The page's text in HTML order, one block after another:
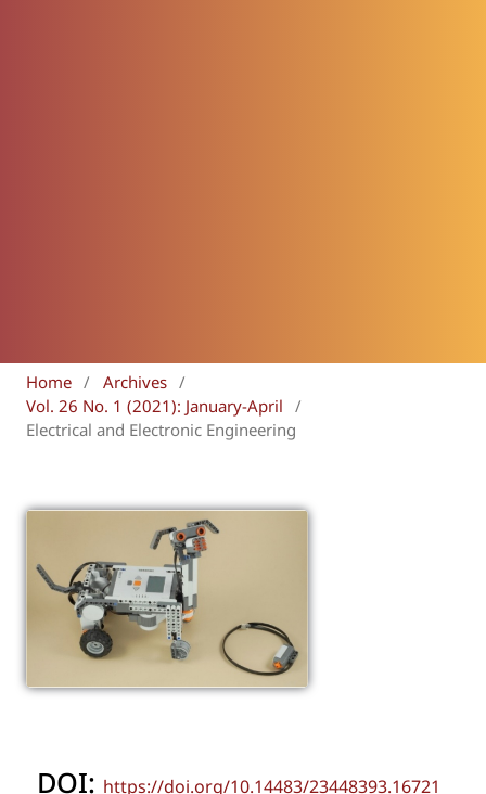
Home / Archives /
Vol. 26 No. 1 (2021): January-April
/
Electrical and Electronic Engineering
DOI: https://doi.org/10.14483/23448393.16721